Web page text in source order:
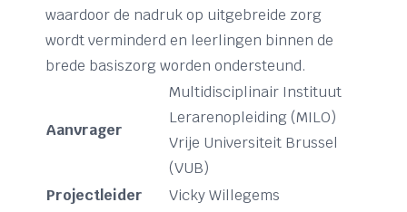
waardoor de nadruk op uitgebreide zorg
wordt verminderd en leerlingen binnen de
brede basiszorg worden ondersteund.
Aanvrager
Multidisciplinair Instituut
Lerarenopleiding (MILO)
Vrije Universiteit Brussel
(VUB)
Projectleider
Vicky Willegems